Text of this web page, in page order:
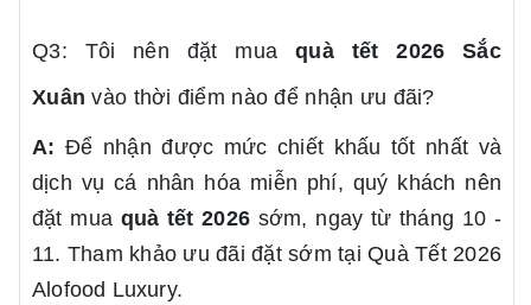
Q3: Tôi nên đặt muaquà tết 2026
Sắc
Xuân vào thời điểm nào để nhận ưu đãi?
A: Để nhận được mức chiết khấu tốt nhất và
dịch vụ cá nhân hóa miễn phí, quý khách nên
đặt mua quà tết 2026 sớm, ngay từ tháng 10 -
11. Tham khảo ưu đãi đặt sớm tạiQuà Tết 2026
Alofood Luxury.